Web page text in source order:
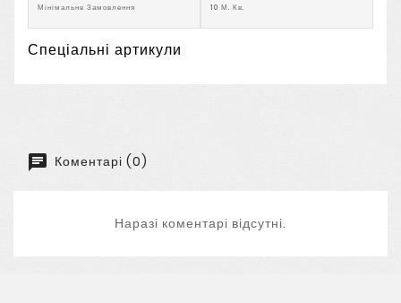
Мінімальне Замовлення 10 М. Кв.
Спеціальні артикули
Коментарі (0)
Наразі коментарі відсутні.